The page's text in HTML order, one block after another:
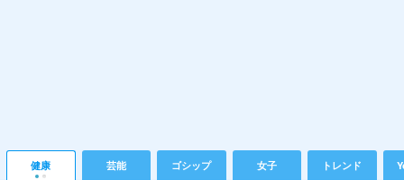
健康 芸能 ゴシップ 女子 トレンド